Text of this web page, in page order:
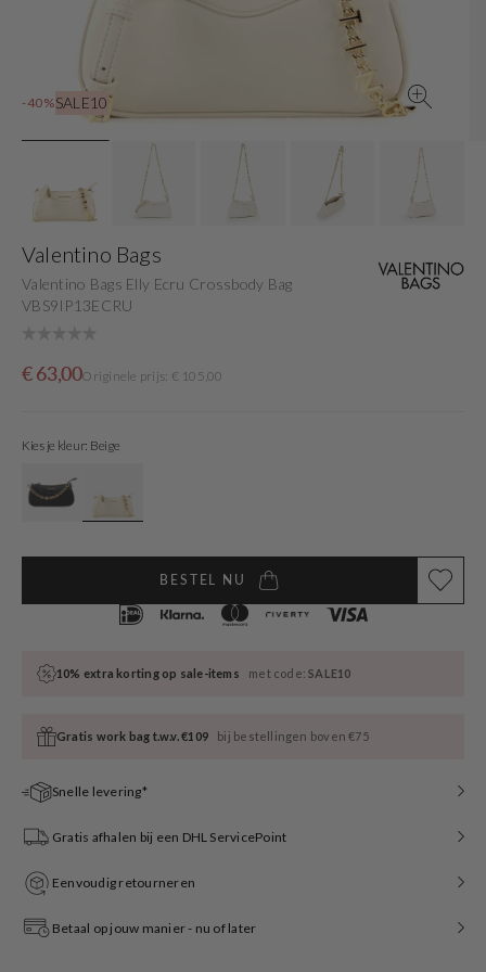
-40%SALE10
Valentino Bags
Valentino Bags Elly Ecru Crossbody Bag
VBS9IP13ECRU
Sale
€ 63,00
OrigineleOriginele prijs: € 105,00
Kies je kleur: Beige
BESTEL NU
10% extra korting op sale-items met code:SALE10
Gratis work bag t.w.v. €109 bij bestellingen boven €75
Snelle levering*
Gratis afhalen bij een DHL ServicePoint
Eenvoudig retourneren
Betaal op jouw manier - nu of later